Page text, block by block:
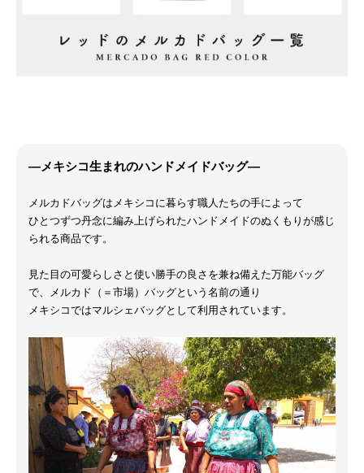
―メキシコ生まれのハンドメイドバッグ―
メルカドバッグはメキシコに暮らす職人たちの手によって
ひとつずつ丹念に編み上げられたハンドメイドのぬくもりが感じ
られる商品です。
見た目の可愛らしさと使い勝手の良さを兼ね備えた万能バッグ
で、メルカド（＝市場）バッグという名前の通り
メキシコではマルシェバッグとして利用されています。